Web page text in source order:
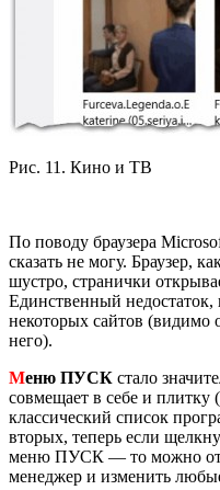
Рис. 11. Кино и ТВ
По поводу браузера
сказать не могу. Браузер,
шустро, странички
Единственный
некоторых сайтов
него).
Меню ПУСК стало
совмещает в себе и
классический список
вторых, теперь если
меню ПУСК — то можно
менеджер и изменить